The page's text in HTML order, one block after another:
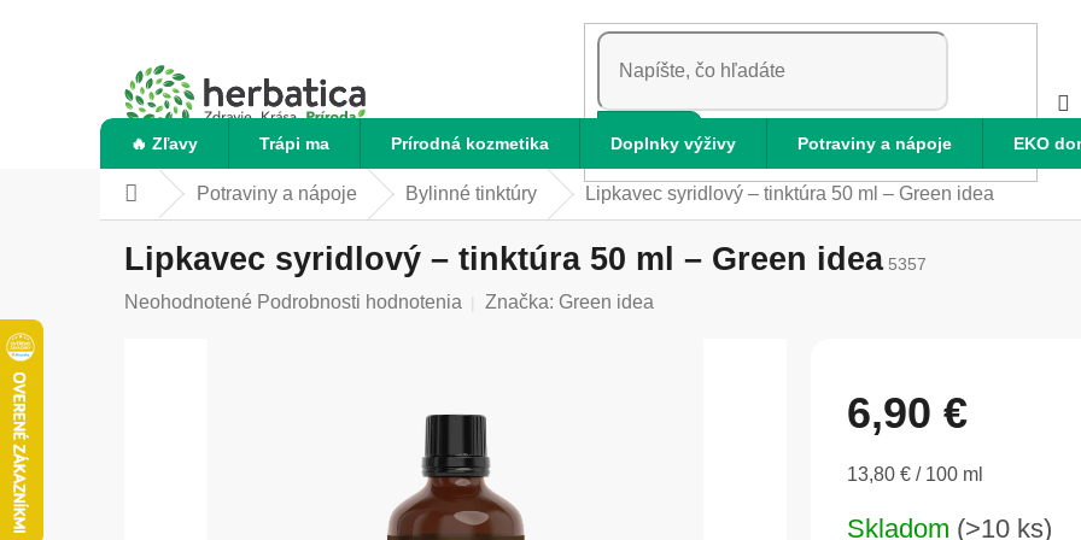
HĽADAŤ
🔥 Zľavy Trápi ma Prírodná kozmetika Doplnky výživy Potraviny a nápoje EKO
DomovPotraviny a nápoje Bylinné tinktúry Lipkavec syridlový – tinktúra 50 ml – Green idea
Lipkavec syridlový – tinktúra 50 ml – Green idea 5357
Priemerné
Neohodnotené Podrobnosti hodnotenia Značka: Green idea
6,90 €
Jednotková
13,80 € / 100 ml
Skladom (>10 ks)